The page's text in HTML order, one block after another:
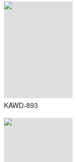
KAWD-893